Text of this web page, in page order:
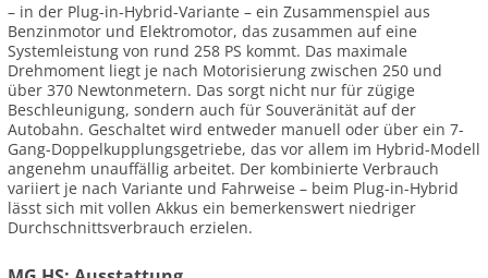
– in der Plug-in-Hybrid-Variante – ein Zusammenspiel aus
Benzinmotor und Elektromotor, das zusammen auf eine
Systemleistung von rund 258 PS kommt. Das maximale
Drehmoment liegt je nach Motorisierung zwischen 250 und
über 370 Newtonmetern. Das sorgt nicht nur für zügige
Beschleunigung, sondern auch für Souveränität auf der
Autobahn. Geschaltet wird entweder manuell oder über ein 7-
Gang-Doppelkupplungsgetriebe, das vor allem im Hybrid-Modell
angenehm unauffällig arbeitet. Der kombinierte Verbrauch
variiert je nach Variante und Fahrweise – beim Plug-in-Hybrid
lässt sich mit vollen Akkus ein bemerkenswert niedriger
Durchschnittsverbrauch erzielen.